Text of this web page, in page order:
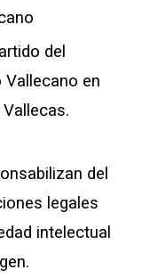
del
Vallecano en
del
legales
intelectual